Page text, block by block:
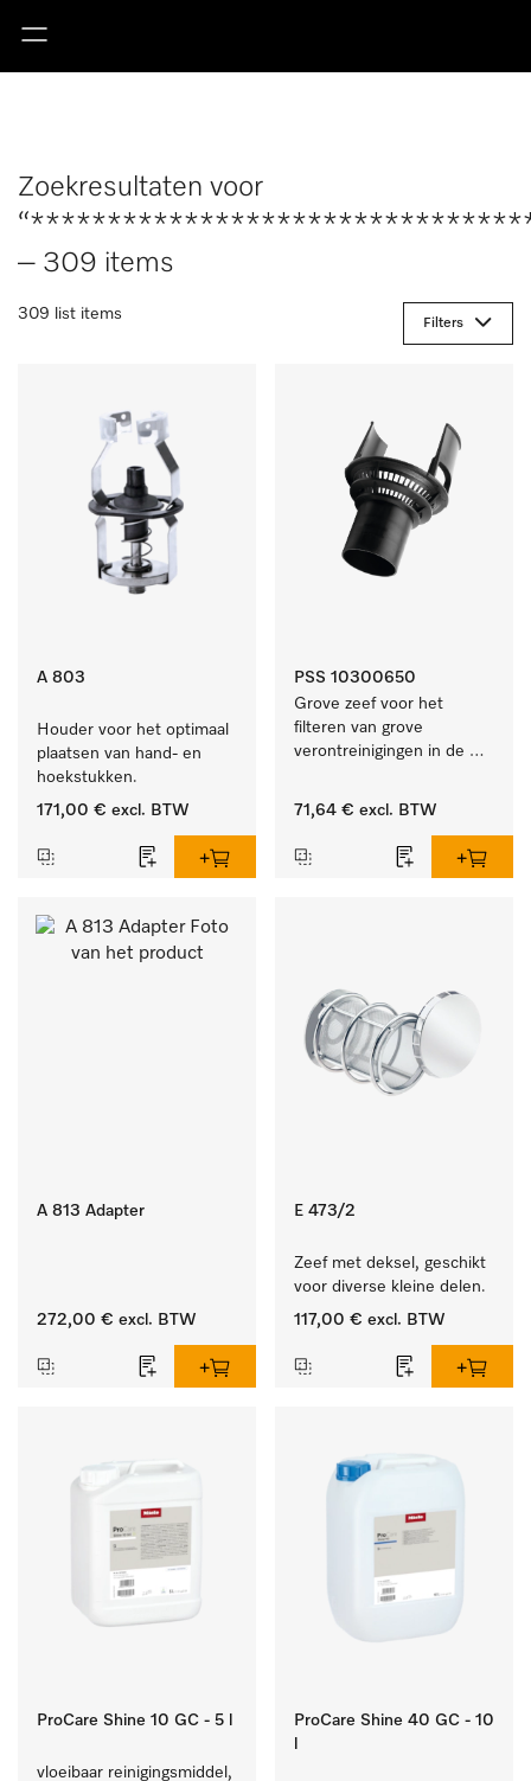
Zoekresultaten voor
– 309 items
309 list items
Filters
A 803
Houder voor het optimaal
plaatsen van hand- en
hoekstukken.
171,00 € excl. BTW
PSS 10300650
Grove zeef voor het
filteren van grove
verontreinigingen in de
71,64 € excl. BTW
A 813 Adapter
272,00 € excl. BTW
E 473/2
Zeef met deksel, geschikt
voor diverse kleine delen.
117,00 € excl. BTW
ProCare Shine 10 GC - 5 l
vloeibaar reinigingsmiddel,
ProCare Shine 40 GC - 10